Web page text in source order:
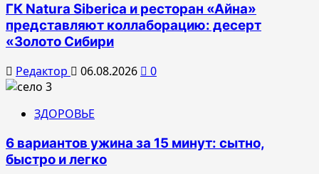
ГК Natura Siberica и ресторан «Айна»
представляют коллаборацию: десерт
«Золото Сибири
Редактор 06.08.2026 0
ЗДОРОВЬЕ
6 вариантов ужина за 15 минут: сытно,
быстро и легко